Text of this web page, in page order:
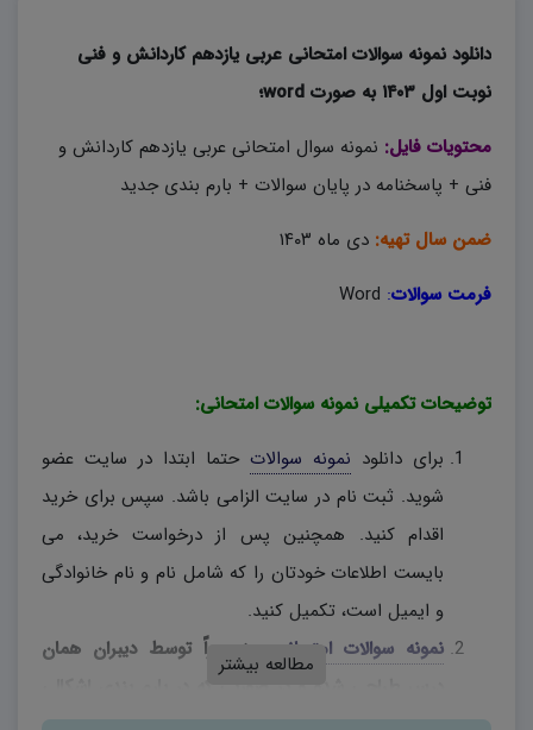
دانلود نمونه سوالات امتحانی عربی یازدهم کاردانش و فنی
نوبت اول ۱۴۰۳ به صورت word؛
محتویات فایل: نمونه سوال امتحانی عربی یازدهم کاردانش و
فنی + پاسخنامه در پایان سوالات + بارم بندی جدید
ضمن سال تهیه: دی ماه ۱۴۰۳
فرمت سوالات:
توضیحات تکمیلی نمونه سوالات امتحانی:
برای دانلود نمونه سوالات حتما ابتدا در سایت عضو
شوید. ثبت نام در سایت الزامی باشد. سپس برای خرید
اقدام کنید. همچنین پس از درخواست خرید، می
بایست اطلاعات خودتان را که شامل نام و نام خانوادگی
و ایمیل است، تکمیل کنید.
نمونه سوالات امتحانی
، منحصراً توسط دیبران همان
مطالعه بیشتر